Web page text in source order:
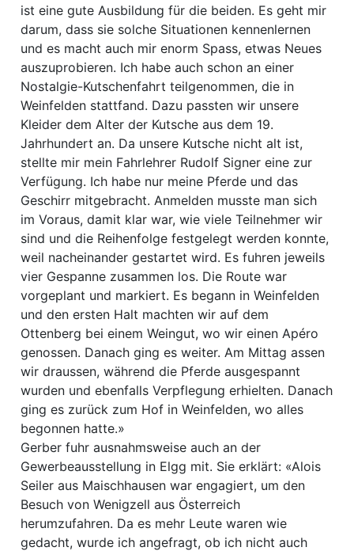
ist eine gute Ausbildung für die beiden. Es geht mir
darum, dass sie solche Situationen kennenlernen
und es macht auch mir enorm Spass, etwas Neues
auszuprobieren. Ich habe auch schon an einer
Nostalgie-Kutschenfahrt teilgenommen, die in
Weinfelden stattfand. Dazu passten wir unsere
Kleider dem Alter der Kutsche aus dem 19.
Jahrhundert an. Da unsere Kutsche nicht alt ist,
stellte mir mein Fahrlehrer Rudolf Signer eine zur
Verfügung. Ich habe nur meine Pferde und das
Geschirr mitgebracht. Anmelden musste man sich
im Voraus, damit klar war, wie viele Teilnehmer wir
sind und die Reihenfolge festgelegt werden konnte,
weil nacheinander gestartet wird. Es fuhren jeweils
vier Gespanne zusammen los. Die Route war
vorgeplant und markiert. Es begann in Weinfelden
und den ersten Halt machten wir auf dem
Ottenberg bei einem Weingut, wo wir einen Apéro
genossen. Danach ging es weiter. Am Mittag assen
wir draussen, während die Pferde ausgespannt
wurden und ebenfalls Verpflegung erhielten. Danach
ging es zurück zum Hof in Weinfelden, wo alles
begonnen hatte.»
Gerber fuhr ausnahmsweise auch an der
Gewerbeausstellung in Elgg mit. Sie erklärt: «Alois
Seiler aus Maischhausen war engagiert, um den
Besuch von Wenigzell aus Österreich
herumzufahren. Da es mehr Leute waren wie
gedacht, wurde ich angefragt, ob ich nicht auch